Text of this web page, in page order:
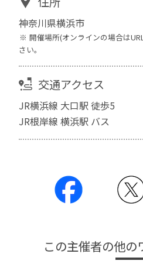
神奈川県横浜市
開催場所(オンラインの場合は
さい。
交通アクセス
JR横浜線 大口駅 徒歩5
JR根岸線 横浜駅 バス
この主催者の他の